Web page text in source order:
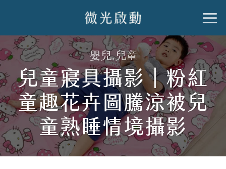
內
容
嬰兒.兒童
兒童寢具攝影｜粉紅
童趣花卉圖騰涼被兒
童熟睡情境攝影